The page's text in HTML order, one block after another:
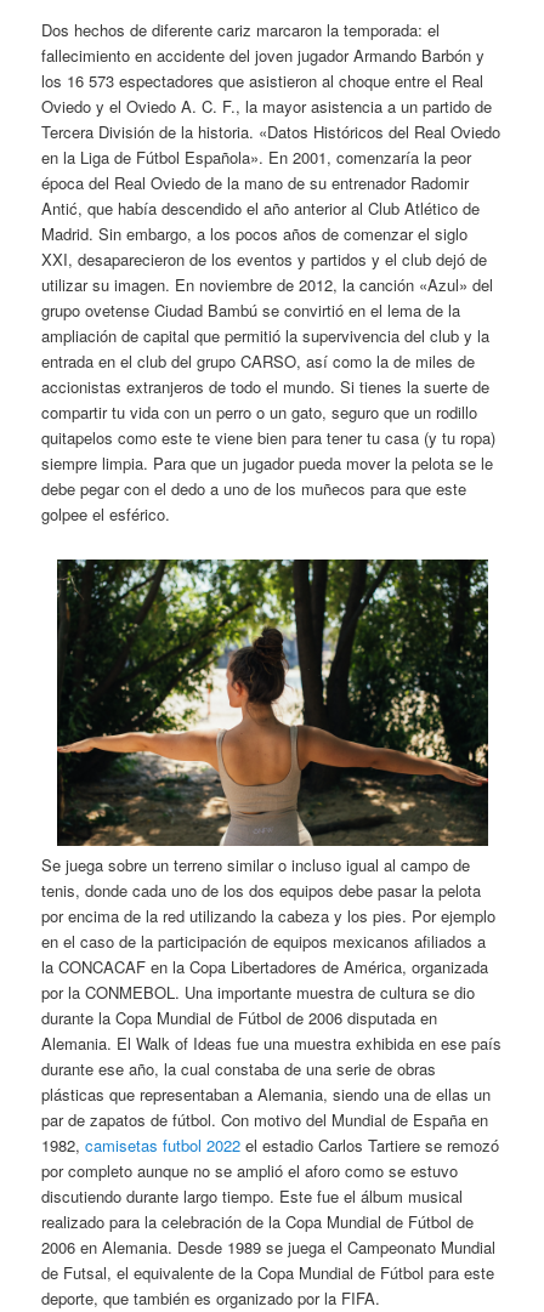
Dos hechos de diferente cariz marcaron la temporada: el
fallecimiento en accidente del joven jugador Armando Barbón y
los 16 573 espectadores que asistieron al choque entre el Real
Oviedo y el Oviedo A. C. F., la mayor asistencia a un partido de
Tercera División de la historia. «Datos Históricos del Real Oviedo
en la Liga de Fútbol Española». En 2001, comenzaría la peor
época del Real Oviedo de la mano de su entrenador Radomir
Antić, que había descendido el año anterior al Club Atlético de
Madrid. Sin embargo, a los pocos años de comenzar el siglo
XXI, desaparecieron de los eventos y partidos y el club dejó de
utilizar su imagen. En noviembre de 2012, la canción «Azul» del
grupo ovetense Ciudad Bambú se convirtió en el lema de la
ampliación de capital que permitió la supervivencia del club y la
entrada en el club del grupo CARSO, así como la de miles de
accionistas extranjeros de todo el mundo. Si tienes la suerte de
compartir tu vida con un perro o un gato, seguro que un rodillo
quitapelos como este te viene bien para tener tu casa (y tu ropa)
siempre limpia. Para que un jugador pueda mover la pelota se le
debe pegar con el dedo a uno de los muñecos para que este
golpee el esférico.
Se juega sobre un terreno similar o incluso igual al campo de
tenis, donde cada uno de los dos equipos debe pasar la pelota
por encima de la red utilizando la cabeza y los pies. Por ejemplo
en el caso de la participación de equipos mexicanos afiliados a
la CONCACAF en la Copa Libertadores de América, organizada
por la CONMEBOL. Una importante muestra de cultura se dio
durante la Copa Mundial de Fútbol de 2006 disputada en
Alemania. El Walk of Ideas fue una muestra exhibida en ese país
durante ese año, la cual constaba de una serie de obras
plásticas que representaban a Alemania, siendo una de ellas un
par de zapatos de fútbol. Con motivo del Mundial de España en
1982,camisetas futbol 2022 el estadio Carlos Tartiere se remozó
por completo aunque no se amplió el aforo como se estuvo
discutiendo durante largo tiempo. Este fue el álbum musical
realizado para la celebración de la Copa Mundial de Fútbol de
2006 en Alemania. Desde 1989 se juega el Campeonato Mundial
de Futsal, el equivalente de la Copa Mundial de Fútbol para este
deporte, que también es organizado por la FIFA.